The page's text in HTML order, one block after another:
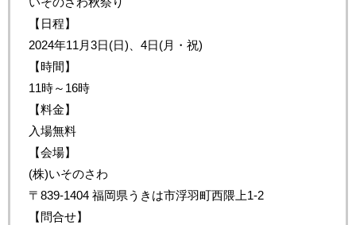
【日程】
2024年11月3日(日)、4日(月・祝)
【時間】
11時～16時
【料金】
入場無料
【会場】
(株)いそのさわ
〒839-1404 福岡県うきは市浮羽町西隈上1-2
【問合せ】